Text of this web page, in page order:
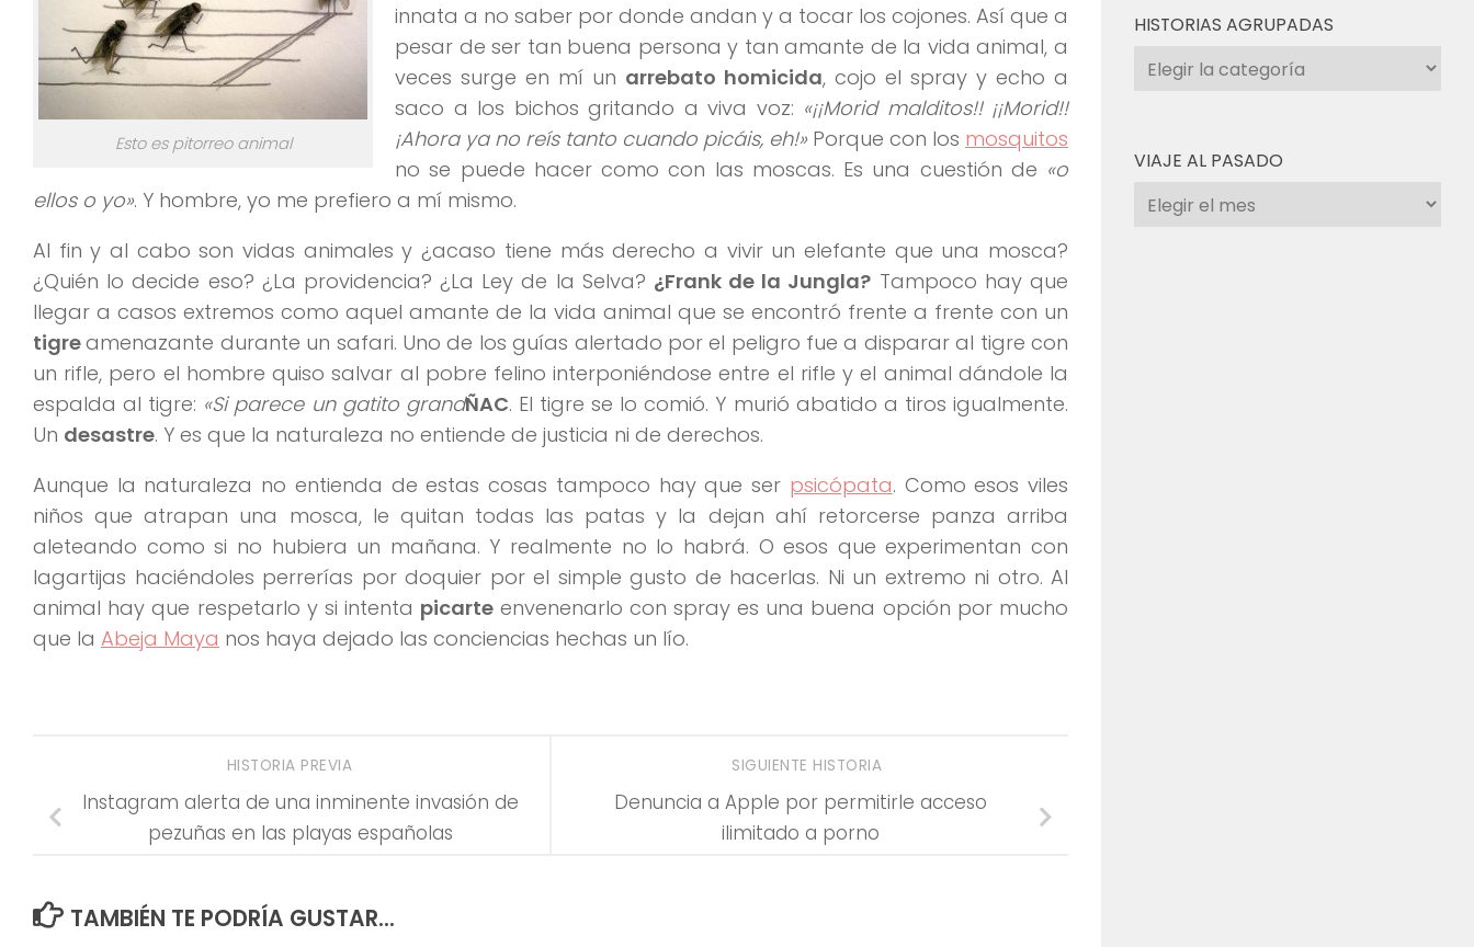
Esto es pitorreo animal
innata a no saber por donde andan y a tocar los cojones. Así que a
pesar de ser tan buena persona y tan amante de la vida animal, a
veces surge en mí un arrebato homicida, cojo el spray y echo a
saco a los bichos gritando a viva voz: «¡¡Morid malditos!! ¡¡Morid!!
¡Ahora ya no reís tanto cuando picáis, eh!»Porque con los mosquitos
no se puede hacer como con las moscas. Es una cuestión de «o
ellos o yo». Y hombre, yo me prefiero a mí mismo.
Al fin y al cabo son vidas animales y ¿acaso tiene más derecho a vivir un elefante que una mosca?
¿Quién lo decide eso? ¿La providencia? ¿La Ley de la Selva? ¿Frank de la Jungla? Tampoco hay que
llegar a casos extremos como aquel amante de la vida animal que se encontró frente a frente con un
tigreamenazante durante un safari. Uno de los guías alertado por el peligro fue a disparar al tigre con
un rifle, pero el hombre quiso salvar al pobre felino interponiéndose entre el rifle y el animal dándole la
espalda al tigre: «Si parece un gatito grandÑAC. El tigre se lo comió. Y murió abatido a tiros igualmente.
Un desastre. Y es que la naturaleza no entiende de justicia ni de derechos.
Aunque la naturaleza no entienda de estas cosas tampoco hay que ser psicópata. Como esos viles
niños que atrapan una mosca, le quitan todas las patas y la dejan ahí retorcerse panza arriba
aleteando como si no hubiera un mañana. Y realmente no lo habrá. O esos que experimentan con
lagartijas haciéndoles perrerías por doquier por el simple gusto de hacerlas. Ni un extremo ni otro. Al
animal hay que respetarlo y si intenta picarte envenenarlo con spray es una buena opción por mucho
que la Abeja Maya nos haya dejado las conciencias hechas un lío.
SIGUIENTE HISTORIA
Denuncia a Apple por permitirle acceso
ilimitado a porno
HISTORIA PREVIA
Instagram alerta de una inminente invasión de
pezuñas en las playas españolas
TAMBIÉN TE PODRÍA GUSTAR...
HISTORIAS AGRUPADAS
Historias
agrupadas
VIAJE AL PASADO
Viaje